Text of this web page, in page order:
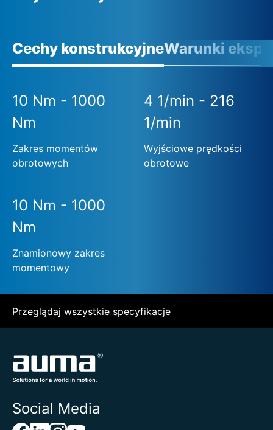
Cechy konstrukcyjneWarunki
10 Nm - 1000
Nm
Zakres momentów
obrotowych
4 1/min - 216
1/min
Wyjściowe prędkości
obrotowe
10 Nm - 1000
Nm
Znamionowy zakres
momentowy
Przeglądaj wszystkie specyfikacje
Social Media